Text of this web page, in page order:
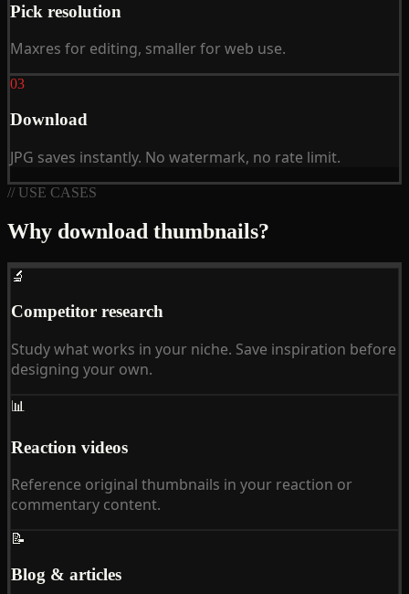
Pick resolution
Maxres for editing, smaller for web use.
03
Download
JPG saves instantly. No watermark, no rate limit.
// USE CASES
Why download thumbnails?
🔬
Competitor research
Study what works in your niche. Save inspiration before
designing your own.
📊
Reaction videos
Reference original thumbnails in your reaction or
commentary content.
📝
Blog & articles